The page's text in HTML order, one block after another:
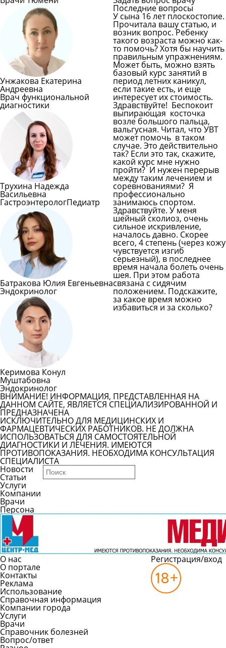
Унжакова Екатерина
Андреевна
Врач функциональной
диагностики
Трухина Надежда
Васильевна
ГастроэнтерологПедиатр
Батракова Юлия Евгеньевна
Эндокринолог
Керимова Конул
Муштабовна
Эндокринолог
Последние вопросы
У сына 16 лет плоскостопие.
Прочитала вашу статью, и
возник вопрос. Ребенку
такого возраста можно как-
то помочь? Хотя бы научить
правильным упражнениям.
Может быть, можно взять
базовый курс занятий в
период летних каникул,
если такие есть, и еще
интересует их стоимость.
Здравствуйте! Беспокоит
выпирающая косточка
возле большого пальца,
вальгусная. Читал, что УВТ
может помочь в таком
случае. Это действительно
так? Если это так, скажите,
какой курс мне нужно
пройти? И нужен перерыв
между таким лечением и
соревнованиями? Я
профессионально
занимаюсь спортом.
Здравствуйте. У меня
шейный сколиоз, очень
сильное искривление,
началось давно. Скорее
всего, 4 степень (через кожу
чувствуется изгиб
серьезный), в последнее
время начала болеть очень
шея. При этом работа
связана с сидячим
положением. Подскажите,
за какое время можно
избавиться и за сколько?
ВНИМАНИЕ! ИНФОРМАЦИЯ, ПРЕДСТАВЛЕННАЯ НА
ДАННОМ САЙТЕ, ЯВЛЯЕТСЯ СПЕЦИАЛИЗИРОВАННОЙ И
ПРЕДНАЗНАЧЕНА
ИСКЛЮЧИТЕЛЬНО ДЛЯ МЕДИЦИНСКИХ И
ФАРМАЦЕВТИЧЕСКИХ РАБОТНИКОВ. НЕ ДОЛЖНА
ИСПОЛЬЗОВАТЬСЯ ДЛЯ САМОСТОЯТЕЛЬНОЙ
ДИАГНОСТИКИ И ЛЕЧЕНИЯ. ИМЕЮТСЯ
ПРОТИВОПОКАЗАНИЯ. НЕОБХОДИМА КОНСУЛЬТАЦИЯ
СПЕЦИАЛИСТА
Новости
Статьи
Услуги
Компании
Врачи
Персона
О нас
О портале
Контакты
Реклама
Использование
Справочная информация
Компании города
Услуги
Врачи
Справочник болезней
Вопрос/ответ
Регистрация/вход